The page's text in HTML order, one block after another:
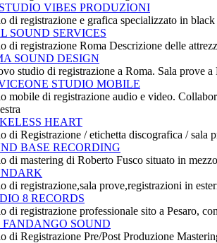
VIBES PRODUZIONI
di registrazione e grafica specializzato in
SOUND SERVICES
di registrazione Roma Descrizione delle
SOUND DESIGN
studio di registrazione a Roma. Sala prove
STUDIO MOBILE
mobile di registrazione audio e video.
HEART
di Registrazione / etichetta discografica / sala
BASE RECORDING
di mastering di Roberto Fusco situato in
di registrazione,sala prove,registrazioni in
8 RECORDS
di registrazione professionale sito a Pesaro,
FANDANGO SOUND
di Registrazione Pre/Post Produzione